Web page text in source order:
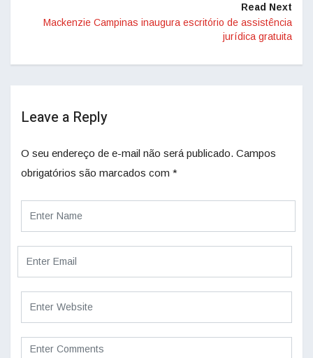
Read Next
Mackenzie Campinas inaugura escritório de assistência
jurídica gratuita
Leave a Reply
O seu endereço de e-mail não será publicado. Campos
obrigatórios são marcados com *